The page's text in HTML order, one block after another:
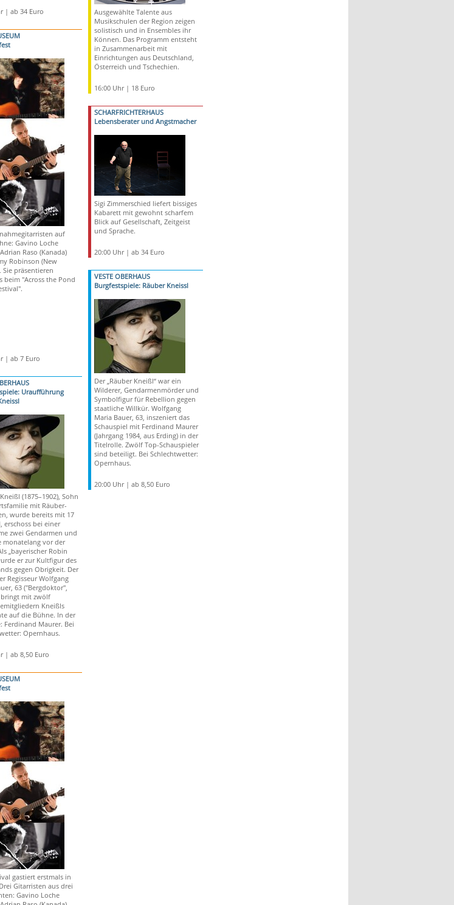
| ab 34 Euro
auf
Gavino Loche
Raso (Kanada)
Robinson (New
Sie präsentieren
beim "Across the Pond
| ab 7 Euro
Uraufführung
(1875–1902), Sohn
mit Räuber-
wurde bereits mit 17
erschoss bei einer
zwei Gendarmen und
monatelang vor der
„bayerischer Robin
er zur Kultfigur des
gegen Obrigkeit. Der
Regisseur Wolfgang
63 ("Bergdoktor",
mit zwölf
Kneißls
auf die Bühne. In der
Ferdinand Maurer. Bei
Opernhaus.
| ab 8,50 Euro
gastiert erstmals in
Gitarristen aus drei
Gavino Loche
Ausgewählte Talente aus
Musikschulen der Region zeigen
solistisch und in Ensembles ihr
Können. Das Programm entsteht
in Zusammenarbeit mit
Einrichtungen aus Deutschland,
Österreich und Tschechien.
16:00 Uhr | 18 Euro
SCHARFRICHTERHAUS
Lebensberater und Angstmacher
Sigi Zimmerschied liefert bissiges
Kabarett mit gewohnt scharfem
Blick auf Gesellschaft, Zeitgeist
und Sprache.
20:00 Uhr | ab 34 Euro
VESTE OBERHAUS
Burgfestspiele: Räuber Kneissl
Der „Räuber Kneißl“ war ein
Wilderer, Gendarmenmörder und
Symbolfigur für Rebellion gegen
staatliche Willkür. Wolfgang
Maria Bauer, 63, inszeniert das
Schauspiel mit Ferdinand Maurer
(Jahrgang 1984, aus Erding) in der
Titelrolle. Zwölf Top-Schauspieler
sind beteiligt. Bei Schlechtwetter:
Opernhaus.
20:00 Uhr | ab 8,50 Euro